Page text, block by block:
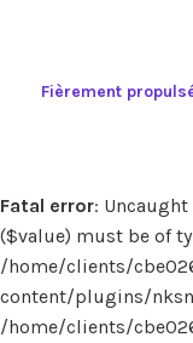
Fièrement
Fatal error:
($value) must be of
/home/clients/
content/plugins/
/home/clients/